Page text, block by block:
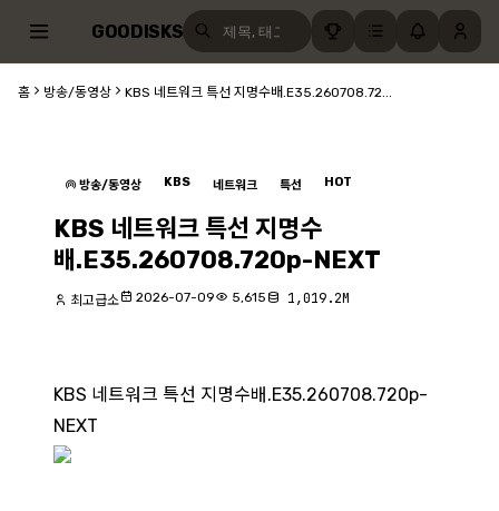
GOODISKS
홈 방송/동영상 KBS 네트워크 특선 지명수배.E35.260708.72...
방송/동영상 KBS 네트워크 특선 HOT
KBS 네트워크 특선 지명수
배.E35.260708.720p-NEXT
최고급소 2026-07-09 5,615 1,019.2M
KBS 네트워크 특선 지명수배.E35.260708.720p-
NEXT